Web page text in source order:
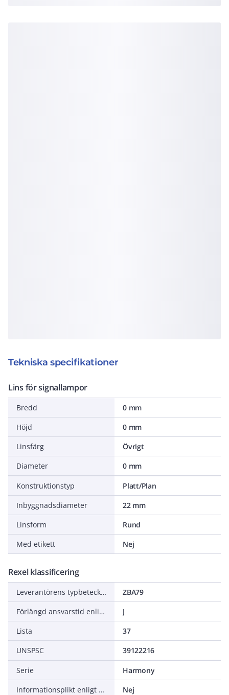
Tekniska specifikationer
Lins för signallampor
Bredd
0 mm
Höjd
0 mm
Linsfärg
Övrigt
Diameter
0 mm
Konstruktionstyp
Platt/Plan
Inbyggnadsdiameter
22 mm
Linsform
Rund
Med etikett
Nej
Rexel klassificering
Leverantörens typbeteckning
ZBA79
Förlängd ansvarstid enligt ALEM-09
J
Lista
37
UNSPSC
39122216
Serie
Harmony
Informationsplikt enligt REACH
Nej